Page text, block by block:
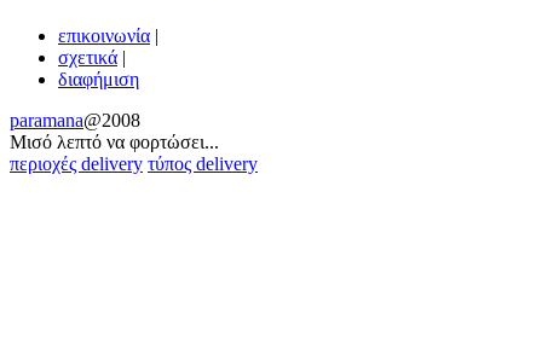
επικοινωνία |
σχετικά |
διαφήμιση
paramana@2008
Μισό λεπτό να φoρτώσει...
περιοχές delivery τύπος delivery